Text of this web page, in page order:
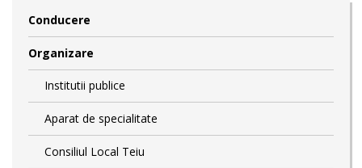
Conducere
Organizare
Institutii publice
Aparat de specialitate
Consiliul Local Teiu